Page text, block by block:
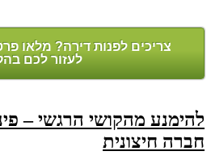
צריכים לפנות דירה? מלאו
לעזור לכם
להימנע מהקושי הרגשי –
חברה חיצונית